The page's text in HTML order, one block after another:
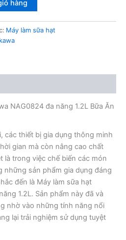
hàng
Máy làm sữa hạt
NAG0824 đa năng 1.2L Bữa Ăn
các thiết bị gia dụng thông minh
gian mà còn nâng cao chất
là trong việc chế biến các món
những sản phẩm gia dụng đáng
đến là Máy làm sữa hạt
1.2L. Sản phẩm này đã và
nhờ vào những tính năng nổi
lại trải nghiệm sử dụng tuyệt